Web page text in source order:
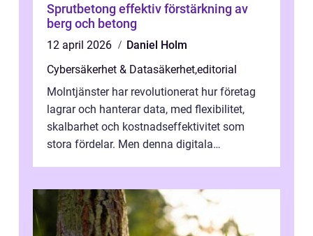
Sprutbetong effektiv förstärkning av
berg och betong
12 april 2026
Daniel Holm
Cybersäkerhet & Datasäkerhet,editorial
Molntjänster har revolutionerat hur företag
lagrar och hanterar data, med flexibilitet,
skalbarhet och kostnadseffektivitet som
stora fördelar. Men denna digitala